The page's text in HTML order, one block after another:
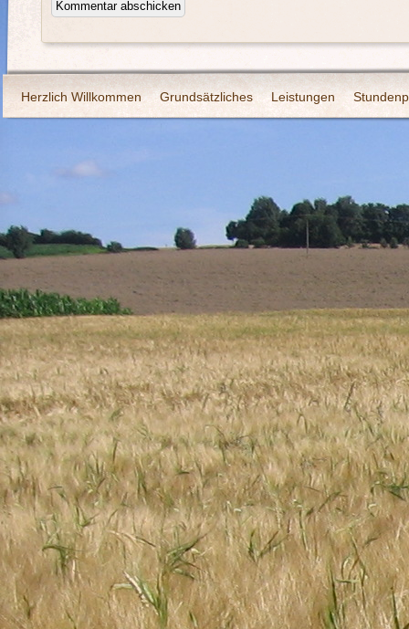
Herzlich Willkommen Grundsätzliches Leistungen